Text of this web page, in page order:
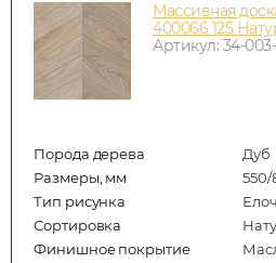
Массивная
400066 125
Артикул: 34-
Порода дерева
Дуб
Размеры, мм
550/
Тип рисунка
Сортировка
Финишное покрытие